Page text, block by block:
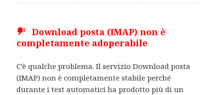
Download posta (IMAP) non è
completamente adoperabile
C’è qualche problema. Il servizio Download posta
(IMAP) non è completamente stabile perché
durante i test automatici ha prodotto più di un